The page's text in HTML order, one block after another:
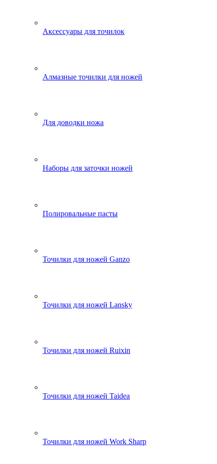
Аксессуары для точилок
Алмазные точилки для ножей
Для доводки ножа
Наборы для заточки ножей
Полировальные пасты
Точилки для ножей Ganzo
Точилки для ножей Lansky
Точилки для ножей Ruixin
Точилки для ножей Taidea
Точилки для ножей Work Sharp